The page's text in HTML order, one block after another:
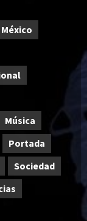
Música
Portada
Sociedad